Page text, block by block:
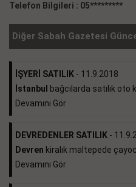
Telefon Bilgileri : 05*********
Diğer Sabah Gazetesi
İŞYERİ SATILIK - 11.9.2018
İstanbul
bağcılarda satılık oto
Devamını Gör
DEVREDENLER SATILIK -
Devren kiralık maltepede
Devamını Gör